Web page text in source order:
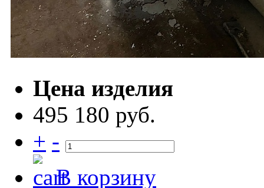
Цена изделия
495 180 руб.
+ -
В корзину